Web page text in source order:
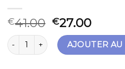
€41.00 €27.00
quantité de sac à main femme
AJOUTER AU